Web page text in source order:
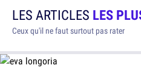
LES ARTICLES LES
Ceux qu'il ne faut surtout pas rater